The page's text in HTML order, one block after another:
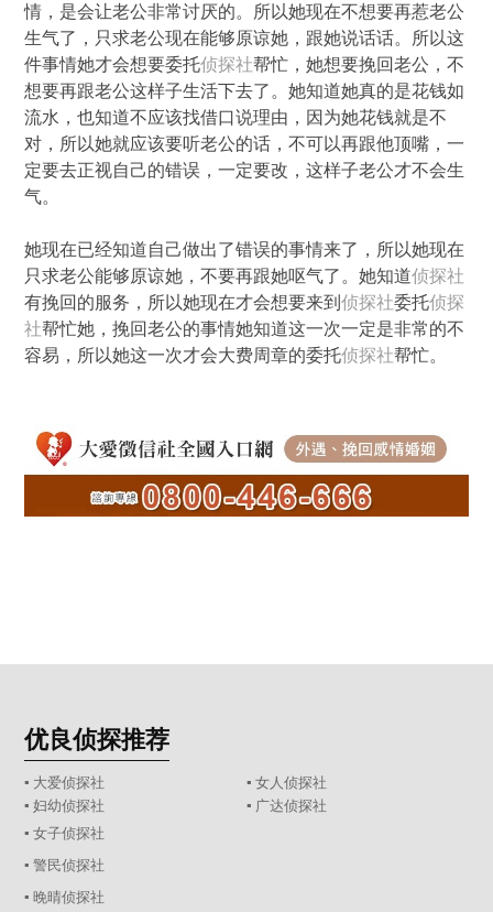
情，是会让老公非常讨厌的。所以她现在不想要再惹老公
生气了，只求老公现在能够原谅她，跟她说话话。所以这
件事情她才会想要委托侦探社帮忙，她想要挽回老公，不
想要再跟老公这样子生活下去了。她知道她真的是花钱如
流水，也知道不应该找借口说理由，因为她花钱就是不
对，所以她就应该要听老公的话，不可以再跟他顶嘴，一
定要去正视自己的错误，一定要改，这样子老公才不会生
气。
她现在已经知道自己做出了错误的事情来了，所以她现在
只求老公能够原谅她，不要再跟她呕气了。她知道侦探社
有挽回的服务，所以她现在才会想要来到侦探社委托侦探
社帮忙她，挽回老公的事情她知道这一次一定是非常的不
容易，所以她这一次才会大费周章的委托侦探社帮忙。
优良侦探推荐
▪ 大爱侦探社
▪ 女人侦探社
▪ 妇幼侦探社
▪ 广达侦探社
▪ 女子侦探社
▪ 警民侦探社
▪ 晚晴侦探社